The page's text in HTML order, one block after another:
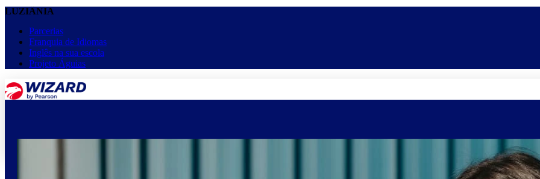
LUZIÂNIA
Parcerias
Franquia de Idiomas
Inglês na sua escola
Projeto Águias
Equipe